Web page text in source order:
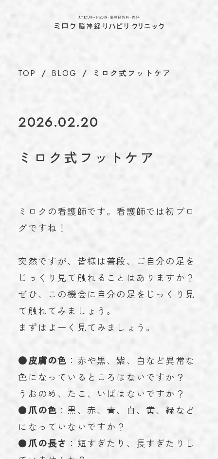
理念
施設基準情報などの掲示について
診療について
脳神経外科
脳ドック・健康診断 BRAIN DOCK
お知らせ
学術実績 ACHIEVEMENTS
ブログ BLOG
お問い合わせ CONTACT
TEL023-616-3691
プライバシーポリシー
© 2023 miroku.
TOP BLOG ミロク式フットケア
2026.02.20
ミロク式フットケア
ミロクの看護師です。看護師では初ブロ
グですね！
突然ですが、皆様は普段、ご自分の足を
じっくり見て触れることはありますか？
ぜひ、この機会に自分の足をじっくり見
て触れてみましょう。
まずはよーく見てみましょう。
●皮膚の色 ：赤や黒、紫、白など異常な
色になっているところはないですか？
うおのめ、たこ、いぼはないですか？
●爪の色 ：黒、赤、青、白、黄、緑など
になっていないですか？
●爪の長さ ：短すぎたり、長すぎたりし